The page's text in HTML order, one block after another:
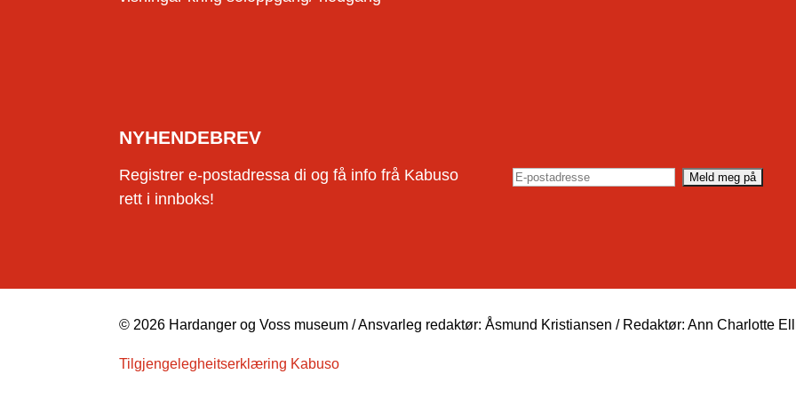
NYHENDEBREV
Registrer e-postadressa di og få info frå Kabuso
rett i innboks!
© 2026 Hardanger og Voss museum / Ansvarleg redaktør: Åsmund Kristiansen / Redaktør: Ann Charlotte
Tilgjengelegheitserklæring Kabuso